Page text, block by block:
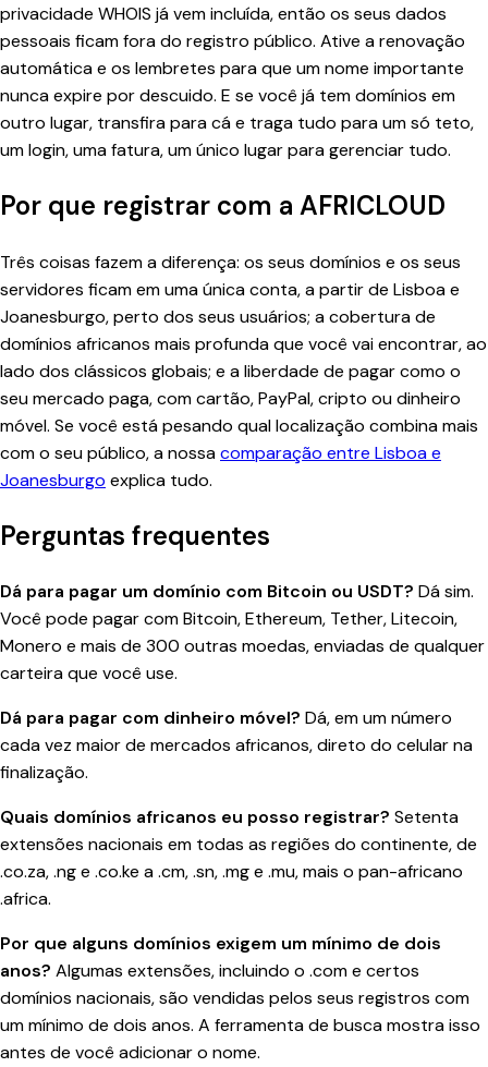
privacidade WHOIS já vem incluída, então os seus dados
pessoais ficam fora do registro público. Ative a renovação
automática e os lembretes para que um nome importante
nunca expire por descuido. E se você já tem domínios em
outro lugar, transfira para cá e traga tudo para um só teto,
um login, uma fatura, um único lugar para gerenciar tudo.
Por que registrar com a AFRICLOUD
Três coisas fazem a diferença: os seus domínios e os seus
servidores ficam em uma única conta, a partir de Lisboa e
Joanesburgo, perto dos seus usuários; a cobertura de
domínios africanos mais profunda que você vai encontrar, ao
lado dos clássicos globais; e a liberdade de pagar como o
seu mercado paga, com cartão, PayPal, cripto ou dinheiro
móvel. Se você está pesando qual localização combina mais
com o seu público, a nossacomparação entre Lisboa e
Joanesburgo explica tudo.
Perguntas frequentes
Dá para pagar um domínio com Bitcoin ou USDT? Dá sim.
Você pode pagar com Bitcoin, Ethereum, Tether, Litecoin,
Monero e mais de 300 outras moedas, enviadas de qualquer
carteira que você use.
Dá para pagar com dinheiro móvel? Dá, em um número
cada vez maior de mercados africanos, direto do celular na
finalização.
Quais domínios africanos eu posso registrar? Setenta
extensões nacionais em todas as regiões do continente, de
.co.za, .ng e .co.ke a .cm, .sn, .mg e .mu, mais o pan-africano
.africa.
Por que alguns domínios exigem um mínimo de dois
anos? Algumas extensões, incluindo o .com e certos
domínios nacionais, são vendidas pelos seus registros com
um mínimo de dois anos. A ferramenta de busca mostra isso
antes de você adicionar o nome.